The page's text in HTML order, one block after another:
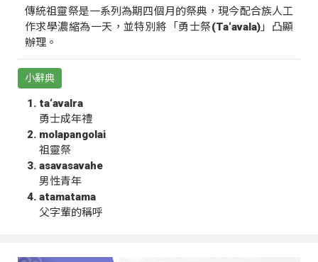
傳統祖靈祭是一系列為期四個月的祭典，現今配合族人工
作求學濃縮為一天，並特別將「勇士祭(Ta‘avala)」凸顯
辦理。
小辭典
ta‘avalra
勇士成年禮
molapangolai
祖靈祭
asavasavahe
男性青年
atamatama
父字輩的稱呼